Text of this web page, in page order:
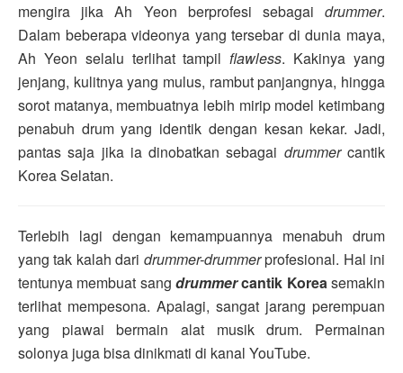
mengira jika Ah Yeon berprofesi sebagai drummer.
Dalam beberapa videonya yang tersebar di dunia maya,
Ah Yeon selalu terlihat tampilflawless. Kakinya yang
jenjang, kulitnya yang mulus, rambut panjangnya, hingga
sorot matanya, membuatnya lebih mirip model ketimbang
penabuh drum yang identik dengan kesan kekar. Jadi,
pantas saja jika ia dinobatkan sebagai drummercantik
Korea Selatan.
Terlebih lagi dengan kemampuannya menabuh drum
yang tak kalah dari drummer-drummerprofesional. Hal ini
tentunya membuat sang drummercantik Koreasemakin
terlihat mempesona. Apalagi, sangat jarang perempuan
yang piawai bermain alat musik drum. Permainan
solonya juga bisa dinikmati di kanal YouTube.